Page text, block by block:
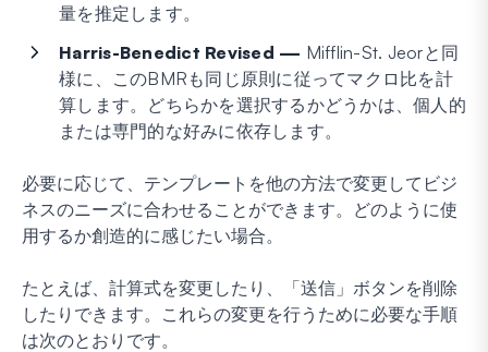
量を推定します。
Harris-Benedict Revised — Mifflin-St. Jeorと同
様に、このBMRも同じ原則に従ってマクロ比を計
算します。どちらかを選択するかどうかは、個人的
または専門的な好みに依存します。
必要に応じて、テンプレートを他の方法で変更してビジ
ネスのニーズに合わせることができます。どのように使
用するか創造的に感じたい場合。
たとえば、計算式を変更したり、「送信」ボタンを削除
したりできます。これらの変更を行うために必要な手順
は次のとおりです。